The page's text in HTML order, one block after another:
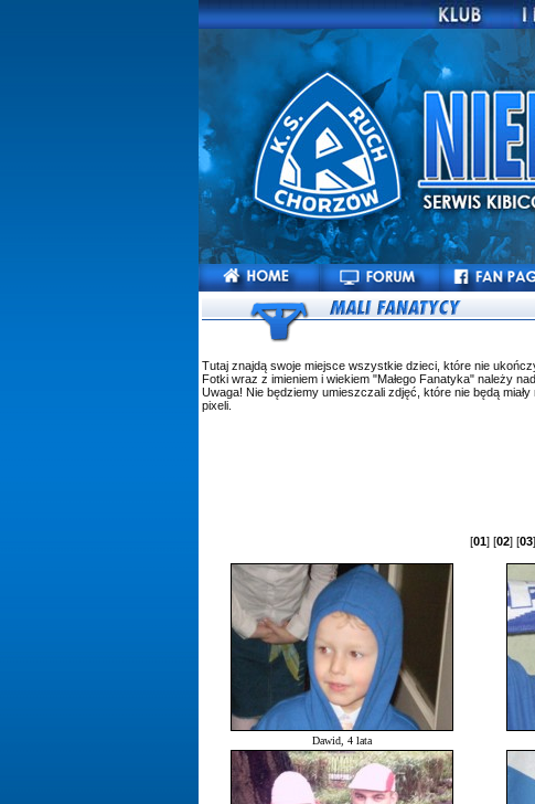
Tutaj znajdą swoje miejsce wszystkie dzieci, które nie
Fotki wraz z imieniem i wiekiem "Małego Fanatyka" należy
Uwaga! Nie będziemy umieszczali zdjęć, które nie będą
pixeli.
[01] [02] [03
Dawid, 4 lata